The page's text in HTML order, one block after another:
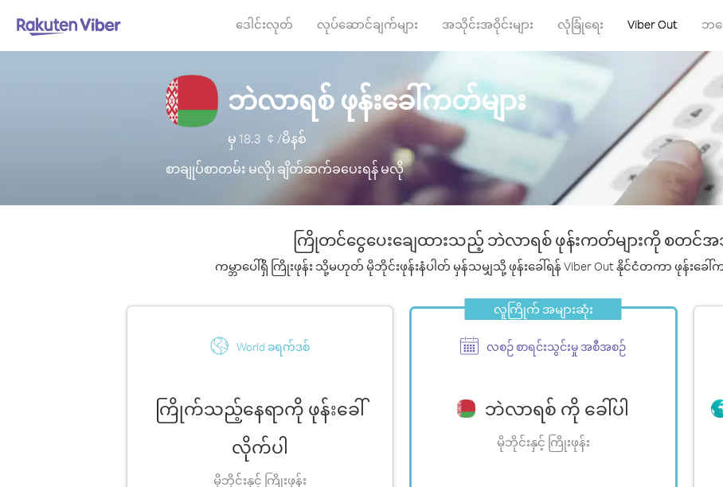
ဒေါင်းလုတ် လုပ်ဆောင်ချက်များ အသိုင်းအဝိုင်းများ လုံခြုံရေး Viber Out ဘ
ဘဲလာရစ် ဖုန်းခေါ်ကတ်များ
မှ 18.3 ¢ /မိနစ်
စာချုပ်စာတမ်း မလို၊ ချိတ်ဆက်ခပေးရန် မလို
ကြိုတင်ငွေပေးချေထားသည့် ဘဲလာရစ် ဖုန်းကတ်များကို စတင်အ
ကမ္ဘာပေါ်ရှိ ကြိုးဖုန်း သို့မဟုတ် မိုဘိုင်းဖုန်းနံပါတ် မှန်သမျှသို့ ဖုန်းခေါ်ရန် Viber Out နိုင်ငံတကာ ဖုန်
World ခရက်ဒစ်
ကြိုက်သည့်နေရာကို ဖုန်းခေါ်
လိုက်ပါ
မိုဘိုင်းနှင့် ကြိုးဖုန်း
လူကြိုက် အများဆုံး
လစဉ် စာရင်းသွင်းမှု အစီအစဉ်
ဘဲလာရစ် ကို ခေါ်ပါ
မိုဘိုင်းနှင့် ကြိုးဖုန်း